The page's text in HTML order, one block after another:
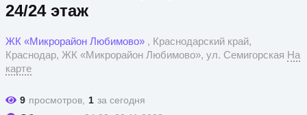
24/24 этаж
ЖК «Микрорайон Любимово» , Краснодарский край,
Краснодар, ЖК «Микрорайон Любимово», ул. Семигорская На
карте
9 просмотров, 1 за сегодня